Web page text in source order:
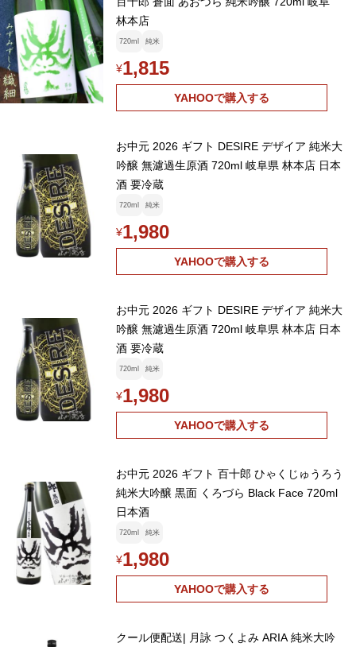
林本店
720ml 純米
¥1,815
YAHOOで購入する
お中元 2026 ギフト DESIRE デザイア 純米大
吟醸 無濾過生原酒 720ml 岐阜県 林本店 日本
酒 要冷蔵
720ml 純米
¥1,980
YAHOOで購入する
お中元 2026 ギフト DESIRE デザイア 純米大
吟醸 無濾過生原酒 720ml 岐阜県 林本店 日本
酒 要冷蔵
720ml 純米
¥1,980
YAHOOで購入する
お中元 2026 ギフト 百十郎 ひゃくじゅうろう
純米大吟醸 黒面 くろづら Black Face 720ml
日本酒
720ml 純米
¥1,980
YAHOOで購入する
クール便配送| 月詠 つくよみ ARIA 純米大吟